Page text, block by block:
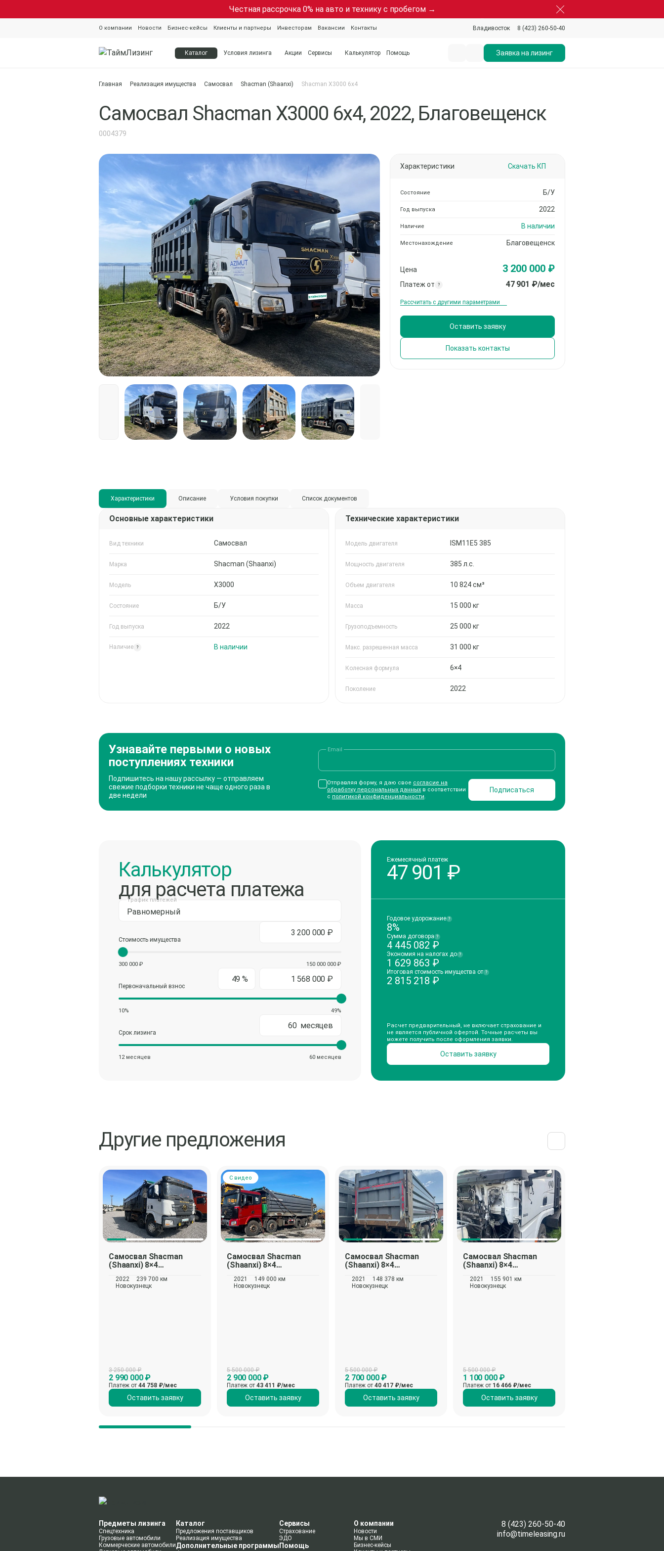
Честная рассрочка 0% на авто и технику с пробегом →
О компании Новости Бизнес-кейсы Клиенты и партнеры Инвесторам Вакансии Контакты Владивосток 8 (423) 260-50-40
Каталог Условия лизинга Акции Сервисы Калькулятор Помощь Заявка на лизинг
Главная Реализация имущества Самосвал Shacman (Shaanxi) Shacman X3000 6х4
Самосвал Shacman X3000 6х4, 2022, Благовещенск
0004379
Характеристики Скачать КП
Состояние Б/У
Год выпуска 2022
Наличие В наличии
Местонахождение Благовещенск
Цена 3 200 000 ₽
Платеж от ? 47 901 ₽/мес
Рассчитать с другими параметрами
Оставить заявку
Показать контакты
Характеристики Описание Условия покупки Список документов
Основные характеристики
Вид техники Самосвал
Марка Shacman (Shaanxi)
Модель X3000
Состояние Б/У
Год выпуска 2022
Наличие ? В наличии
Технические характеристики
Модель двигателя ISM11E5 385
Мощность двигателя 385 л.с.
Объем двигателя 10 824 см³
Масса 15 000 кг
Грузоподъемность 25 000 кг
Макс. разрешенная масса 31 000 кг
Колесная формула 6×4
Поколение 2022
Узнавайте первыми о новых
поступлениях техники
Подпишитесь на нашу рассылку — отправляем
свежие подборки техники не чаще одного раза в
две недели
Email
Отправляя форму, я даю свое согласие на
обработку персональных данныхв соответствии
с политикой конфиденциальности.
Подписаться
Калькулятор
для расчета платежа
Равномерный
График платежей
Стоимость имущества
300 000 ₽ 150 000 000 ₽
Первоначальный взнос
10% 49%
Срок лизинга
12 месяцев 60 месяцев
Ежемесячный платеж
47 901 ₽
Годовое удорожание ?
8%
Сумма договора ?
4 445 082 ₽
Экономия на налогах до ?
1 629 863 ₽
Итоговая стоимость имущества от ?
2 815 218 ₽
Расчет предварительный, не включает страхование и
не является публичной офертой. Точные расчеты вы
можете получить после оформления заявки.
Оставить заявку
Другие предложения
Самосвал Shacman
(Shaanxi) 8×4
2022
239 700 км
Новокузнецк
2 990 000 ₽
3 250 000 ₽
Платеж от 44 758 ₽/мес
Оставить заявку
С видео
Самосвал Shacman
(Shaanxi) 8×4
2021
149 000 км
Новокузнецк
2 900 000 ₽
5 500 000 ₽
Платеж от 43 411 ₽/мес
Оставить заявку
Самосвал Shacman
(Shaanxi) 8×4
2021
148 378 км
Новокузнецк
2 700 000 ₽
5 500 000 ₽
Платеж от 40 417 ₽/мес
Оставить заявку
Самосвал Shacman
(Shaanxi) 8×4
2021
155 901 км
Новокузнецк
1 100 000 ₽
5 500 000 ₽
Платеж от 16 466 ₽/мес
Оставить заявку
Предметы лизинга
Спецтехника
Грузовые автомобили
Коммерческие автомобили
Каталог
Предложения поставщиков
Реализация имущества
Дополнительные программы
Сервисы
Страхование
ЭДО
Помощь
О компании
Новости
Мы в СМИ
Бизнес-кейсы
8 (423) 260-50-40
info@timeleasing.ru